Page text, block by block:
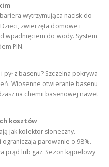
wytrzymująca nacisk do
Dzieci, zwierzęta domowe i
wpadnięciem do wody. System
PIN.
z basenu? Szczelna pokrywa
Wiosenne otwieranie basenu
na chemii basenowej nawet
kosztów
jak kolektor słoneczny.
parowanie o 98%.
prąd lub gaz. Sezon kąpielowy